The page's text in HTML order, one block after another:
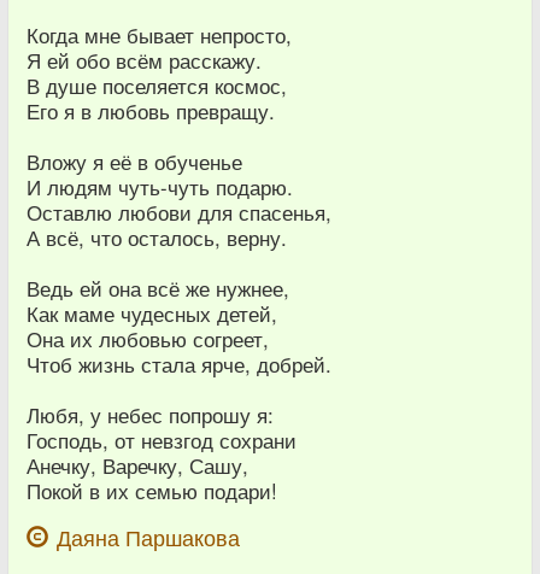
Когда мне бывает непросто,
Я ей обо всём расскажу.
В душе поселяется космос,
Его я в любовь превращу.
Вложу я её в обученье
И людям чуть-чуть подарю.
Оставлю любови для спасенья,
А всё, что осталось, верну.
Ведь ей она всё же нужнее,
Как маме чудесных детей,
Она их любовью согреет,
Чтоб жизнь стала ярче, добрей.
Любя, у небес попрошу я:
Господь, от невзгод сохрани
Анечку, Варечку, Сашу,
Покой в их семью подари!
Даяна Паршакова